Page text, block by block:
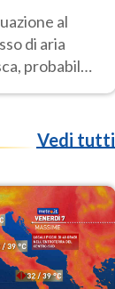
al
di aria
probabile
Vedi tutti